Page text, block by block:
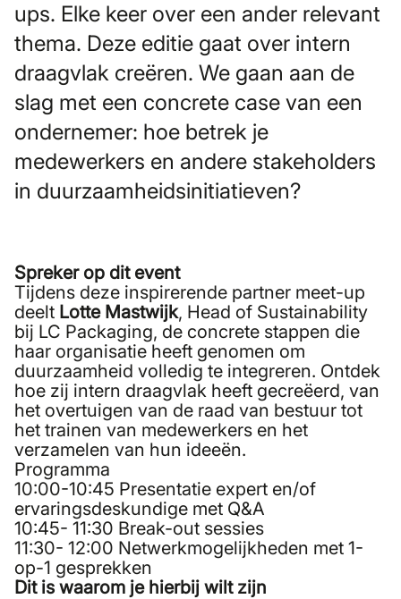
ups. Elke keer over een ander relevant
thema. Deze editie gaat over intern
draagvlak creëren. We gaan aan de
slag met een concrete case van een
ondernemer: hoe betrek je
medewerkers en andere stakeholders
in duurzaamheidsinitiatieven?
Spreker op dit event
Tijdens deze inspirerende partner meet-up
deelt Lotte Mastwijk, Head of Sustainability
bij LC Packaging, de concrete stappen die
haar organisatie heeft genomen om
duurzaamheid volledig te integreren. Ontdek
hoe zij intern draagvlak heeft gecreëerd, van
het overtuigen van de raad van bestuur tot
het trainen van medewerkers en het
verzamelen van hun ideeën.
Programma
10:00-10:45 Presentatie expert en/of
ervaringsdeskundige met Q&A
10:45- 11:30 Break-out sessies
11:30- 12:00 Netwerkmogelijkheden met 1-
op-1 gesprekken
Dit is waarom je hierbij wilt zijn